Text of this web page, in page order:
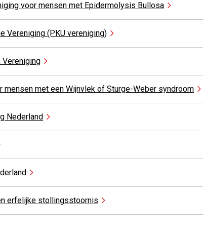
voor mensen met Epidermolysis Bullosa
Vereniging (PKU vereniging)
Vereniging
mensen met een Wijnvlek of Sturge-Weber syndroom
Nederland
erfelijke stollingsstoornis